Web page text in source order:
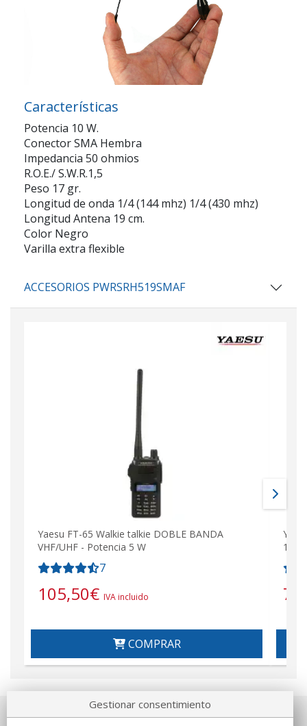
Características
Potencia 10 W.
Conector SMA Hembra
Impedancia 50 ohmios
R.O.E./ S.W.R.1,5
Peso 17 gr.
Longitud de onda 1/4 (144 mhz) 1/4 (430 mhz)
Longitud Antena 19 cm.
Color Negro
Varilla extra flexible
ACCESORIOS PWRSRH519SMAF
Yaesu FT-65 Walkie talkie DOBLE BANDA
VHF/UHF - Potencia 5 W
7
105,50€ IVA incluido
COMPRAR
144-
Gestionar consentimiento